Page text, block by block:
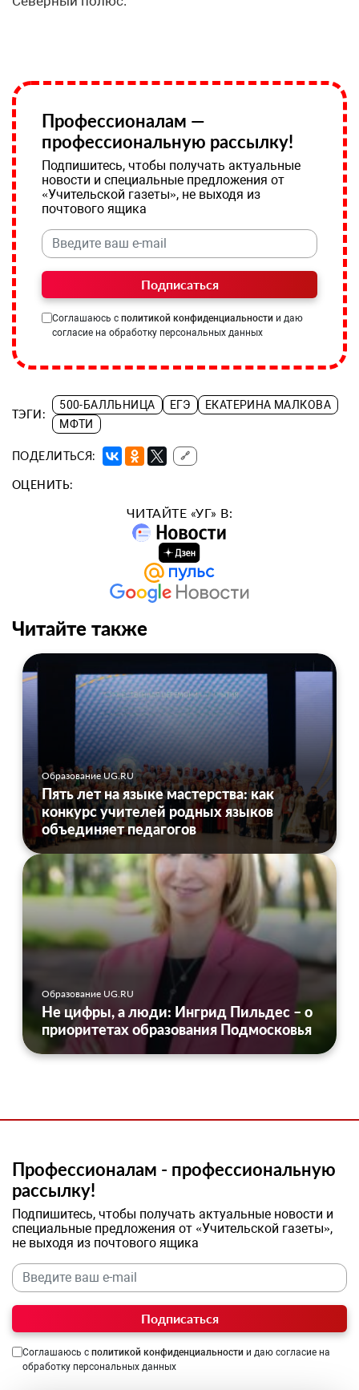
Профессионалам —
профессиональную рассылку!
Подпишитесь, чтобы получать актуальные
новости и специальные предложения от
«Учительской газеты», не выходя из
почтового ящика
Подписаться
Соглашаюсь с политикой конфиденциальности и даю
согласие на обработку персональных данных
ТЭГИ:
500-БАЛЛЬНИЦА ЕГЭ
ЕКАТЕРИНА МАЛКОВА
МФТИ
ПОДЕЛИТЬСЯ: 🔗
ОЦЕНИТЬ:
ЧИТАЙТЕ «УГ» В:
Читайте также
Образование UG.RU
Пять лет на языке мастерства: как
конкурс учителей родных языков
объединяет педагогов
Образование UG.RU
Не цифры, а люди: Ингрид Пильдес – о
приоритетах образования Подмосковья
Профессионалам - профессиональную
рассылку!
Подпишитесь, чтобы получать актуальные новости и
специальные предложения от «Учительской газеты»,
не выходя из почтового ящика
Подписаться
Соглашаюсь с политикой конфиденциальности и даю согласие на
обработку персональных данных